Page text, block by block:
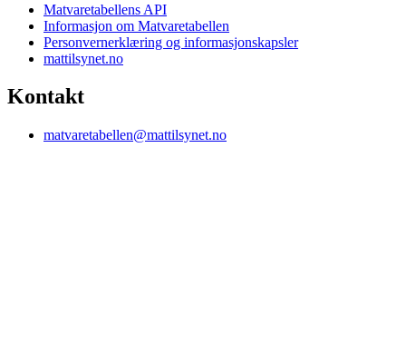
Matvaretabellens API
Informasjon om Matvaretabellen
Personvernerklæring og informasjonskapsler
mattilsynet.no
Kontakt
matvaretabellen@mattilsynet.no